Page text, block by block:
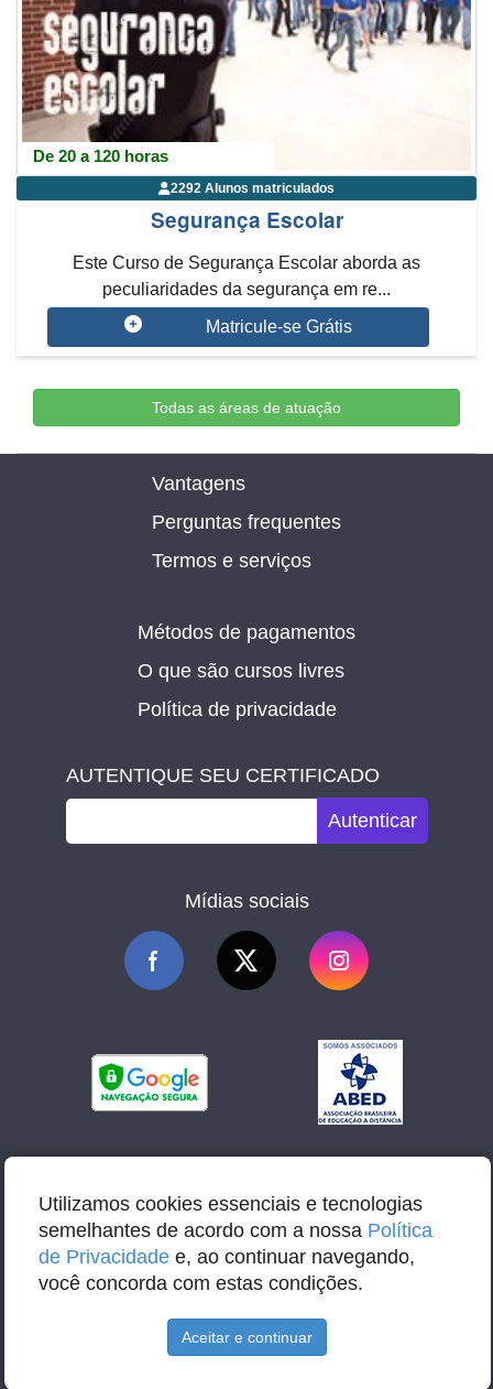
De 20 a 120 horas
2292 Alunos matriculados
Segurança Escolar
Este Curso de Segurança Escolar aborda as
peculiaridades da segurança em re...
Matricule-se Grátis
Todas as áreas de atuação
Vantagens
Perguntas frequentes
Termos e serviços
Métodos de pagamentos
O que são cursos livres
Política de privacidade
AUTENTIQUE SEU CERTIFICADO
Autenticar
Mídias sociais
Utilizamos cookies essenciais e tecnologias
semelhantes de acordo com a nossa Política
de Privacidade e, ao continuar navegando,
você concorda com estas condições.
Aceitar e continuar